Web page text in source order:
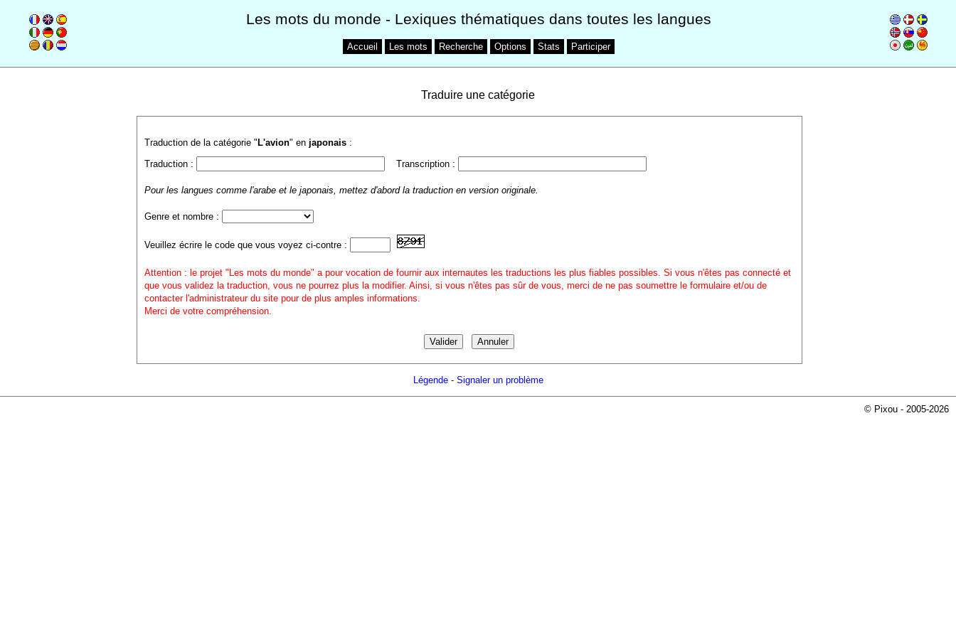
Les mots du monde - Lexiques thématiques dans toutes les langues
Accueil Les mots Recherche Options Stats Participer
Traduire une catégorie
Traduction de la catégorie " L'avion" en japonais:
Traduction :
Transcription :
Pour les langues comme l'arabe et le japonais, mettez d'abord la traduction en version originale.
Genre et nombre :
Veuillez écrire le code que vous voyez ci-contre :
Attention : le projet "Les mots du monde" a pour vocation de fournir aux internautes les traductions les plus fiables possibles. Si vous n'êtes pas connecté et
que vous validez la traduction, vous ne pourrez plus la modifier. Ainsi, si vous n'êtes pas sûr de vous, merci de ne pas soumettre le formulaire et/ou de
contacter l'administrateur du site pour de plus amples informations.
Merci de votre compréhension.
Légende- Signaler un problème
© Pixou - 2005-2026